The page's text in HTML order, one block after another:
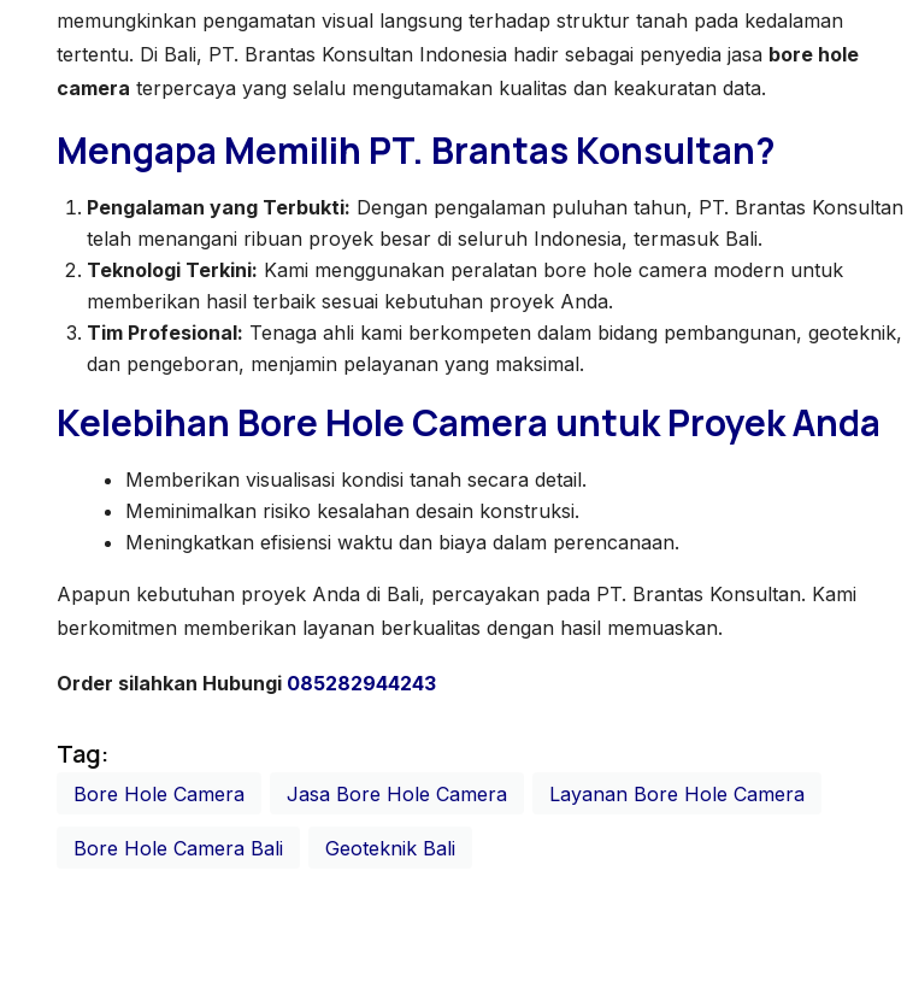
memungkinkan pengamatan visual langsung terhadap struktur tanah pada kedalaman
tertentu. Di Bali, PT. Brantas Konsultan Indonesia hadir sebagai penyedia jasa bore hole
camera terpercaya yang selalu mengutamakan kualitas dan keakuratan data.
Mengapa Memilih PT. Brantas Konsultan?
Pengalaman yang Terbukti: Dengan pengalaman puluhan tahun, PT. Brantas Konsultan
telah menangani ribuan proyek besar di seluruh Indonesia, termasuk Bali.
Teknologi Terkini: Kami menggunakan peralatan bore hole camera modern untuk
memberikan hasil terbaik sesuai kebutuhan proyek Anda.
Tim Profesional: Tenaga ahli kami berkompeten dalam bidang pembangunan, geoteknik,
dan pengeboran, menjamin pelayanan yang maksimal.
Kelebihan Bore Hole Camera untuk Proyek Anda
Memberikan visualisasi kondisi tanah secara detail.
Meminimalkan risiko kesalahan desain konstruksi.
Meningkatkan efisiensi waktu dan biaya dalam perencanaan.
Apapun kebutuhan proyek Anda di Bali, percayakan pada PT. Brantas Konsultan. Kami
berkomitmen memberikan layanan berkualitas dengan hasil memuaskan.
Order silahkan Hubungi 085282944243
Tag:
Bore Hole Camera Jasa Bore Hole Camera Layanan Bore Hole Camera
Bore Hole Camera Bali Geoteknik Bali